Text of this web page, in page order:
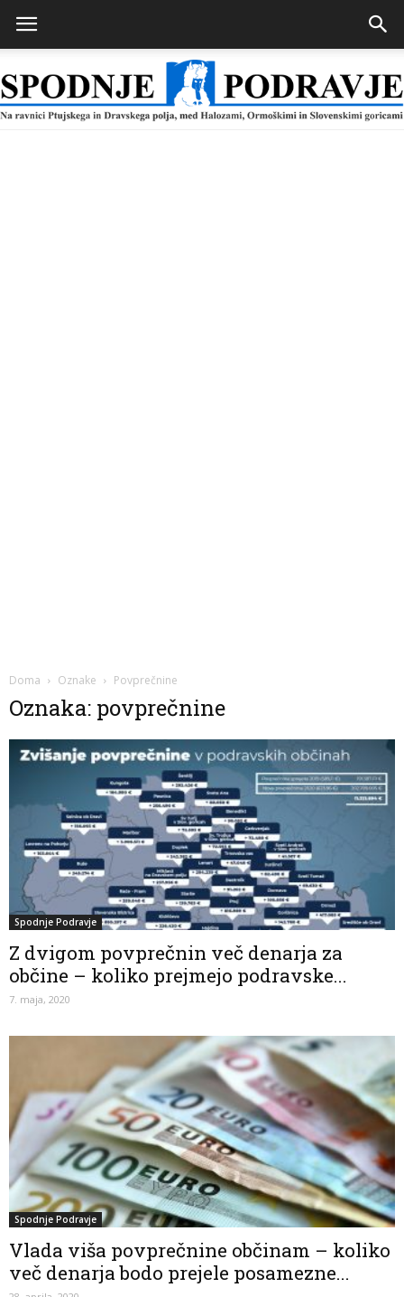
Doma Oznake Povprečnine
Oznaka: povprečnine
Spodnje Podravje
Z dvigom povprečnin več denarja za
občine – koliko prejmejo podravske...
7. maja, 2020
Spodnje Podravje
Vlada viša povprečnine občinam – koliko
več denarja bodo prejele posamezne...